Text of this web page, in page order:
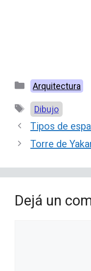
Categorías
Arquitectura
Etiquetas
Dibujo
Tipos de
Torre de
Dejá un